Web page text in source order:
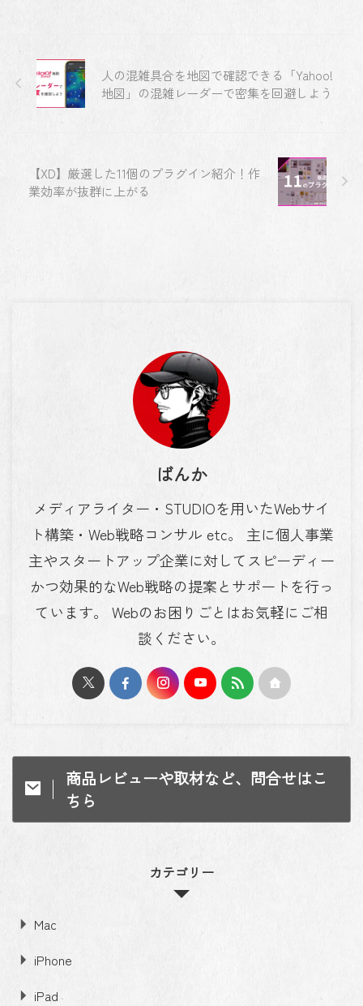
人の混雑具合を地図で確認できる「Yahoo!
地図」の混雑レーダーで密集を回避しよう
【XD】厳選した11個のプラグイン紹介！作
業効率が抜群に上がる
ばんか
メディアライター・STUDIOを用いたWebサイ
ト構築・Web戦略コンサル etc。 主に個人事業
主やスタートアップ企業に対してスピーディー
かつ効果的なWeb戦略の提案とサポートを行っ
ています。 Webのお困りごとはお気軽にご相
談ください。
商品レビューや取材など、問合せはこ
ちら
カテゴリー
Mac
iPhone
iPad